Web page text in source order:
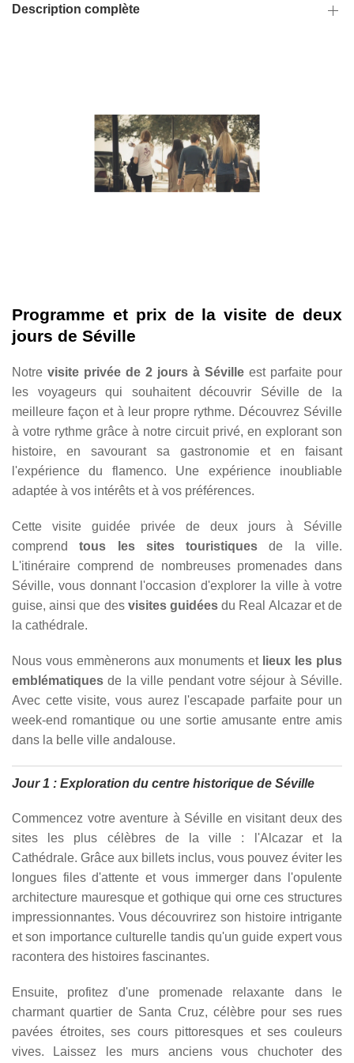
Description complète
Programme et prix de la visite de deux
jours de Séville
Notre visite privée de 2 jours à Séville est parfaite pour
les voyageurs qui souhaitent découvrir Séville de la
meilleure façon et à leur propre rythme. Découvrez Séville
à votre rythme grâce à notre circuit privé, en explorant son
histoire, en savourant sa gastronomie et en faisant
l'expérience du flamenco. Une expérience inoubliable
adaptée à vos intérêts et à vos préférences.
Cette visite guidée privée de deux jours à Séville
comprendtous les sites touristiques de la ville.
L'itinéraire comprend de nombreuses promenades dans
Séville, vous donnant l'occasion d'explorer la ville à votre
guise, ainsi que des visites guidées du Real Alcazar et de
la cathédrale.
Nous vous emmènerons aux monuments et lieux les plus
emblématiques de la ville pendant votre séjour à Séville.
Avec cette visite, vous aurez l'escapade parfaite pour un
week-end romantique ou une sortie amusante entre amis
dans la belle ville andalouse.
Jour 1 : Exploration du centre historique de Séville
Commencez votre aventure à Séville en visitant deux des
sites les plus célèbres de la ville : l'Alcazar et la
Cathédrale. Grâce aux billets inclus, vous pouvez éviter les
longues files d'attente et vous immerger dans l'opulente
architecture mauresque et gothique qui orne ces structures
impressionnantes. Vous découvrirez son histoire intrigante
et son importance culturelle tandis qu'un guide expert vous
racontera des histoires fascinantes.
Ensuite, profitez d'une promenade relaxante dans le
charmant quartier de Santa Cruz, célèbre pour ses rues
pavées étroites, ses cours pittoresques et ses couleurs
vives. Laissez les murs anciens vous chuchoter des